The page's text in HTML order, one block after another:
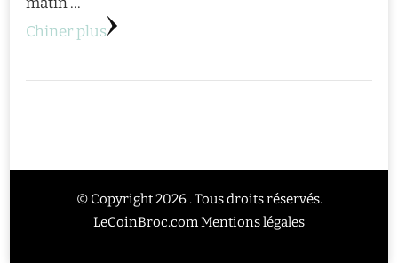
Chiner plus
© Copyright 2026 . Tous droits réservés.
LeCoinBroc.comMentions légales